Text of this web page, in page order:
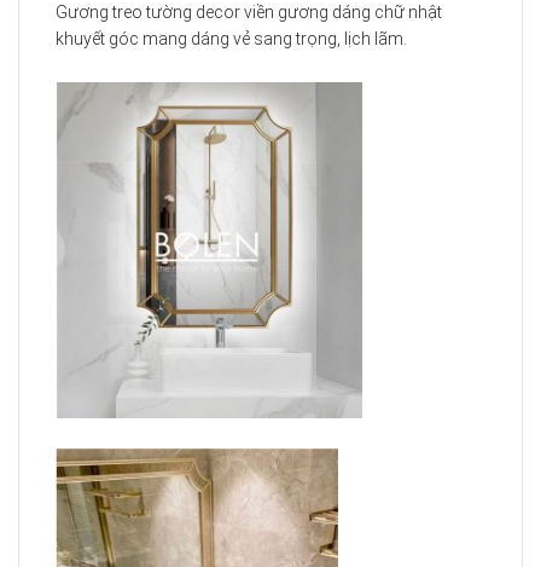
Gương treo tường decor viền gương dáng chữ nhật
khuyết góc mang dáng vẻ sang trọng, lịch lãm.